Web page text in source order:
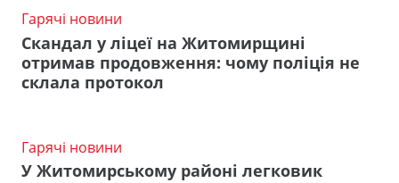
Гарячі новини
Скандал у ліцеї на Житомирщині
отримав продовження: чому поліція не
склала протокол
Гарячі новини
У Житомирському районі легковик